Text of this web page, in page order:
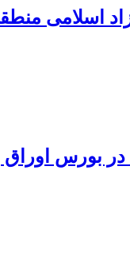
اسلامی منطقه
بورس اوراق